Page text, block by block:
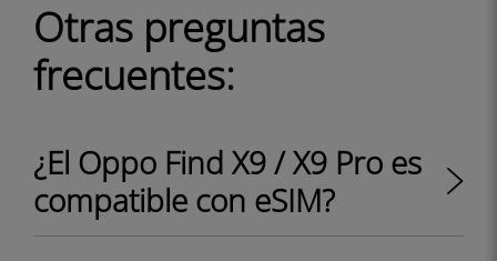
Otras preguntas
frecuentes:
¿El Oppo Find X9 / X9 Pro es
compatible con eSIM?